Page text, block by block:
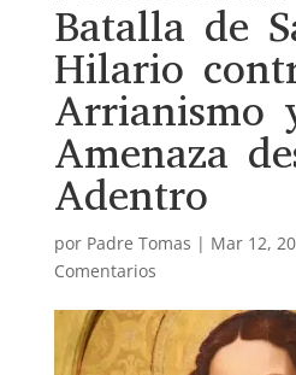
Batalla de
Hilario
Arrianismo
Amenaza
Adentro
por Padre Tomas | Mar 12,
Comentarios